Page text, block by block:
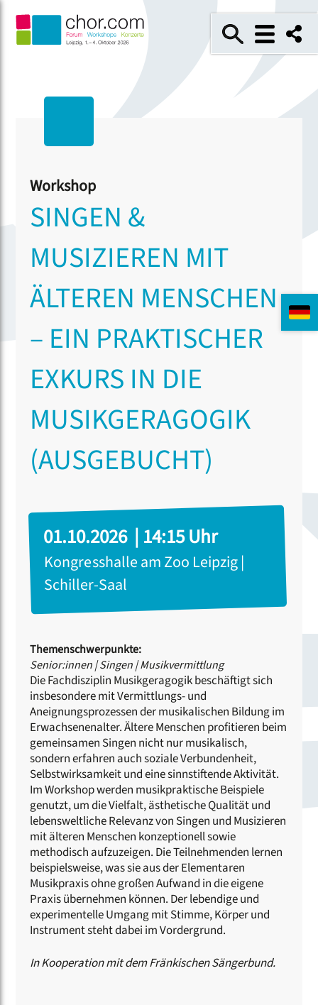
Workshop
SINGEN &
MUSIZIEREN MIT
ÄLTEREN MENSCHEN
– EIN PRAKTISCHER
EXKURS IN DIE
MUSIKGERAGOGIK
(AUSGEBUCHT)
01.10.2026 | 14:15 Uhr
Kongresshalle am Zoo Leipzig |
Schiller-Saal
Themenschwerpunkte:
Senior:innen|Singen|Musikvermittlung
Die Fachdisziplin Musikgeragogik beschäftigt sich
insbesondere mit Vermittlungs- und
Aneignungsprozessen der musikalischen Bildung im
Erwachsenenalter. Ältere Menschen profitieren beim
gemeinsamen Singen nicht nur musikalisch,
sondern erfahren auch soziale Verbundenheit,
Selbstwirksamkeit und eine sinnstiftende Aktivität.
Im Workshop werden musikpraktische Beispiele
genutzt, um die Vielfalt, ästhetische Qualität und
lebensweltliche Relevanz von Singen und Musizieren
mit älteren Menschen konzeptionell sowie
methodisch aufzuzeigen. Die Teilnehmenden lernen
beispielsweise, was sie aus der Elementaren
Musikpraxis ohne großen Aufwand in die eigene
Praxis übernehmen können. Der lebendige und
experimentelle Umgang mit Stimme, Körper und
Instrument steht dabei im Vordergrund.
In Kooperation mit dem Fränkischen Sängerbund.